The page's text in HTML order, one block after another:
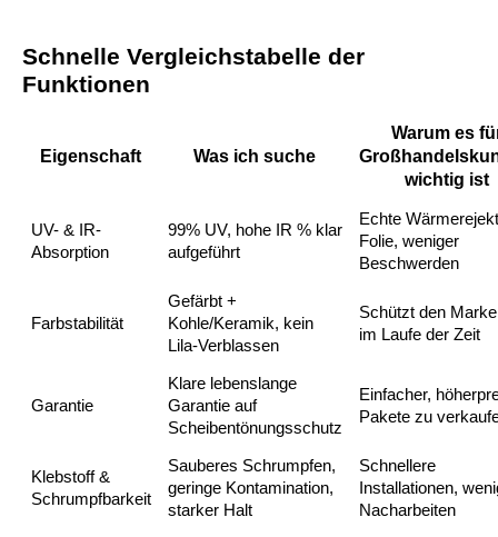
Schnelle Vergleichstabelle der
Funktionen
Eigenschaft Was ich suche
Warum es
wichtig ist
UV- & IR-
Absorption
99% UV, hohe IR % klar
aufgeführt
Echte
Folie, weniger
Beschwerden
Farbstabilität
Gefärbt +
Kohle/Keramik, kein
Lila-Verblassen
Schützt den
im Laufe der Zeit
Garantie
Klare lebenslange
Garantie auf
Scheibentönungsschutz
Einfacher,
Pakete zu
Klebstoff &
Schrumpfbarkeit
Sauberes Schrumpfen,
geringe Kontamination,
starker Halt
Schnellere
Installationen,
Nacharbeiten